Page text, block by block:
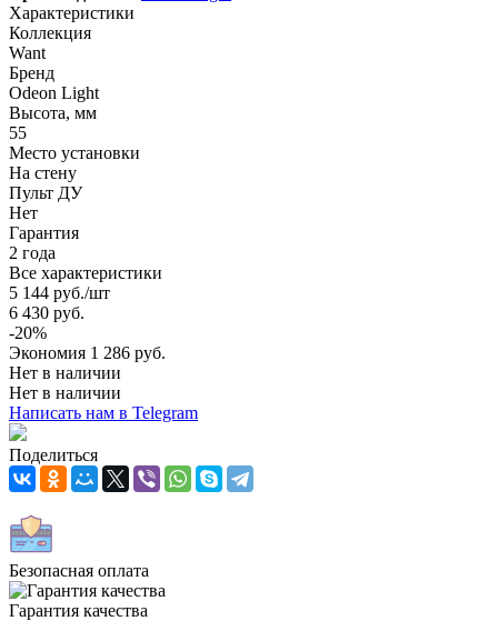
Характеристики
Коллекция
Want
Бренд
Odeon Light
Высота, мм
55
Место установки
На стену
Пульт ДУ
Нет
Гарантия
2 года
Все характеристики
5 144 руб./шт
6 430 руб.
-20%
Экономия 1 286 руб.
Нет в наличии
Нет в наличии
Написать нам в Telegram
Поделиться
Безопасная оплата
Гарантия качества